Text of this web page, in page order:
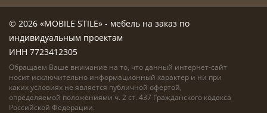
© 2026 «MOBILE STILE» - мебель на заказ по
индивидуальным проектам
ИНН 7723412305
Обращаем Ваше внимание на то, что данный интернет-сайт
носит исключительно информационный характер и ни при
каких условиях не является публичной офертой,
определяемой положениями ч. 2 ст. 437 Гражданского кодекса
Российской Федерации.